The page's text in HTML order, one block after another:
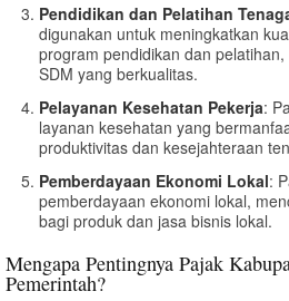
Pendidikan dan Pelatihan
digunakan untuk meningkatkan
program pendidikan dan
SDM yang berkualitas.
Pelayanan Kesehatan Pekerja:
layanan kesehatan yang
produktivitas dan kesejahteraan
Pemberdayaan Ekonomi Lokal:
pemberdayaan ekonomi lokal,
bagi produk dan jasa bisnis lokal.
Mengapa Pentingnya Pajak
Pemerintah?